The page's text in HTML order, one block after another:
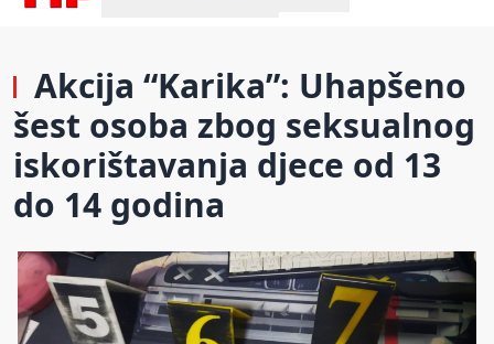
Akcija “Karika”: Uhapšeno
šest osoba zbog seksualnog
iskorištavanja djece od 13
do 14 godina